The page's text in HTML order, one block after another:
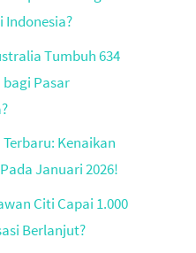
Indonesia?
Tumbuh 634
bagi Pasar
Kenaikan
Januari 2026!
Citi Capai 1.000
Berlanjut?